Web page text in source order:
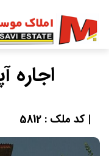
اجاره
| کد ملک : 5812